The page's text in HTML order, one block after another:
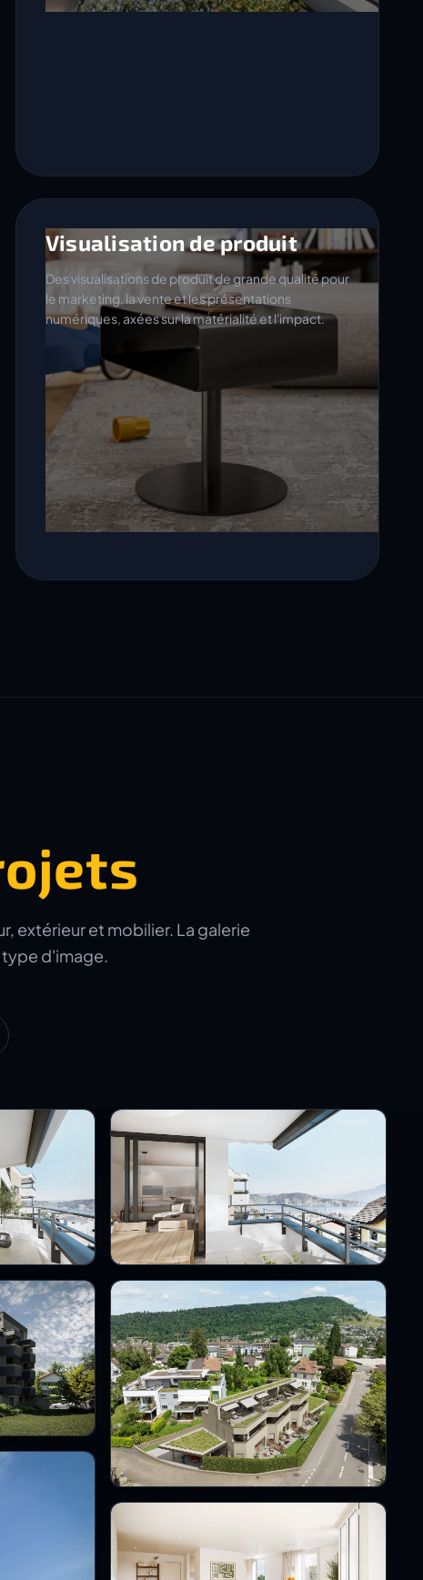
Visualisation de produit
Des visualisations de produit de grande qualité pour
le marketing, la vente et les présentations
numériques, axées sur la matérialité et l'impact.
extérieur et mobilier. La galerie
type d'image.